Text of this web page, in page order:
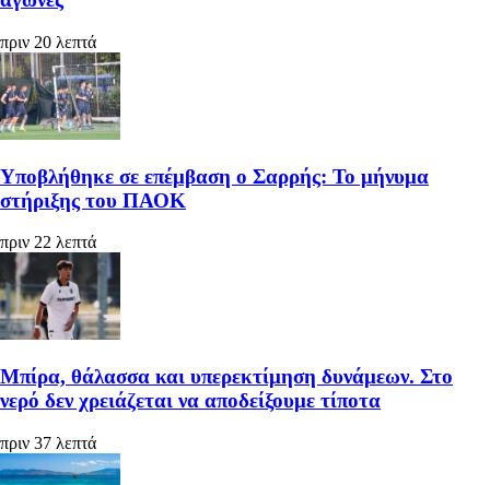
πριν 20 λεπτά
Υποβλήθηκε σε επέμβαση ο Σαρρής: Το μήνυμα
στήριξης του ΠΑΟΚ
πριν 22 λεπτά
Μπίρα, θάλασσα και υπερεκτίμηση δυνάμεων. Στο
νερό δεν χρειάζεται να αποδείξουμε τίποτα
πριν 37 λεπτά